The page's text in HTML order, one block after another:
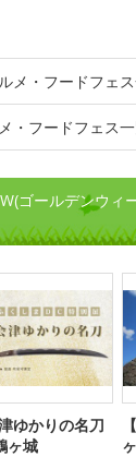
メ・フードフェ
・フードフェス
ゴールデンウィ
ゆかりの名刀
ヶ城